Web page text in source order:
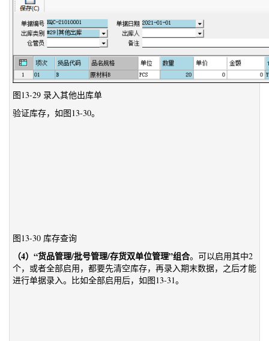
图13-29 录入其他出库单
验证库存，如图13-30。
图13-30 库存查询
（4）“货品管理/批号管理/存货双单位管理”组合。可以启用其中2
个，或者全部启用，都要先清空库存，再录入期末数据，之后才能
进行单据录入。比如全部启用后，如图13-31。